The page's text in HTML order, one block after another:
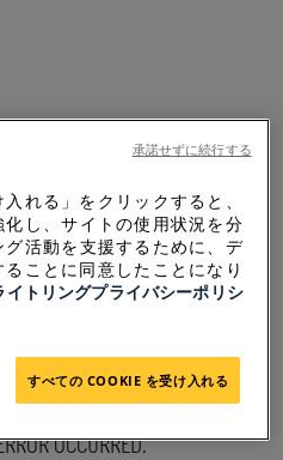
THE
OCCURRED.
れる」をクリックすると、
し、サイトの使用状況を分
活動を支援するために、デ
ことに同意したことになり
イトリングプライバシーポリシ
すべての COOKIE を受け入れる
承諾せずに続行する